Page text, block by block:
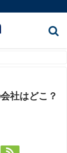
社はどこ？